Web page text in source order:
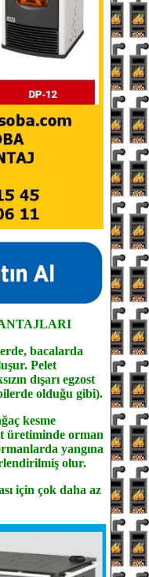
bacalarda
Pelet
dışarı egzost
olduğu gibi).
kesme
üretiminde orman
yangına
olur.
için çok daha az